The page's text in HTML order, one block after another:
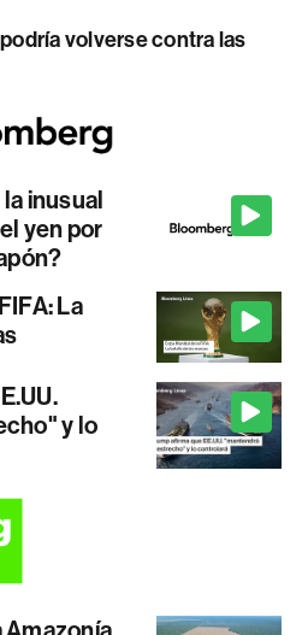
volverse contra las
inusual
yen por
La
y lo